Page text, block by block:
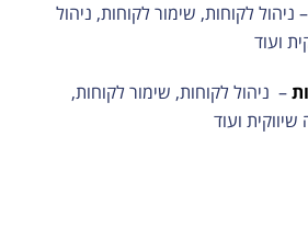
ניהול לקוחות, שימור לקוחות, ניהול
ועוד
– ניהול לקוחות, שימור לקוחות,
ועוד